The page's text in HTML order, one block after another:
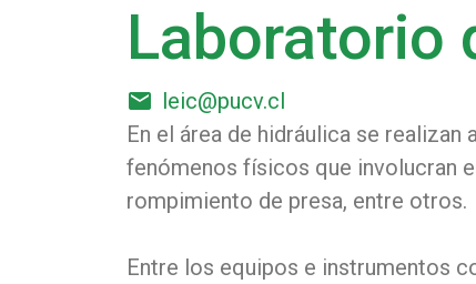
Laboratorio
email leic@pucv.cl
En el área de hidráulica se
fenómenos físicos que involucran
rompimiento de presa, entre otros.
Entre los equipos e instrumentos